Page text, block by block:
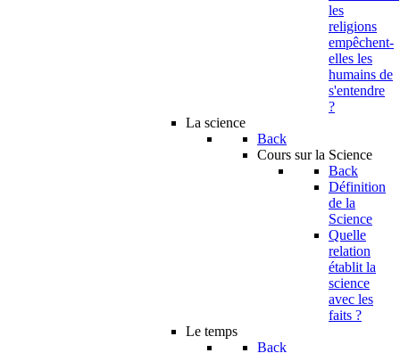
les
religions
empêchent-
elles les
humains de
s'entendre
?
La science
Back
Cours sur la Science
Back
Définition
de la
Science
Quelle
relation
établit la
science
avec les
faits ?
Le temps
Back